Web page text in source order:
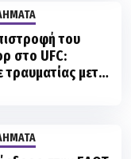
στο UFC:
μετά